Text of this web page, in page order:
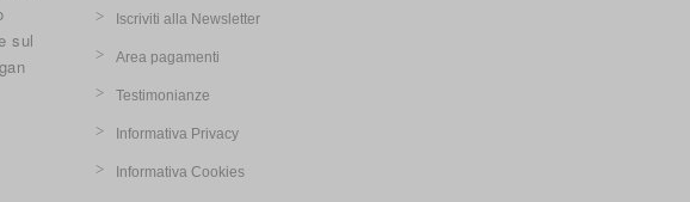
sul
Iscriviti alla Newsletter
Area pagamenti
Testimonianze
Informativa Privacy
Informativa Cookies